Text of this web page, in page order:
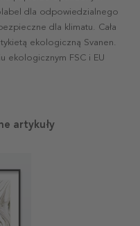
dla odpowiedzialnego
dla klimatu. Cała
ekologiczną Svanen.
ekologicznym FSC i EU
artykuły